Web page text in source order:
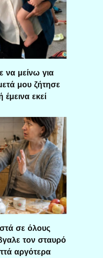
να μείνω για
μου ζήτησε
εκεί
σε όλους
τον σταυρό
αργότερα